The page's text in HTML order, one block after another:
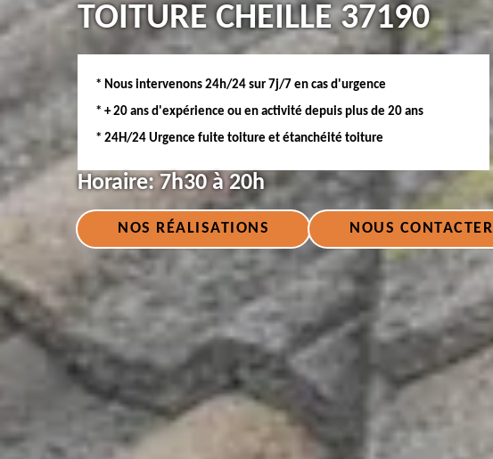
TOITURE CHEILLE 37190
* Nous intervenons 24h/24 sur 7j/7 en cas d'urgence
* + 20 ans d'expérience ou en activité depuis plus de 20 ans
* 24H/24 Urgence fuite toiture et étanchéité toiture
Horaire:7h30 à 20h
NOS RÉALISATIONS NOUS CONTACTER